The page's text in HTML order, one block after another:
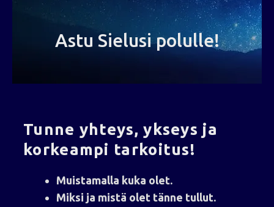
Astu Sielusi polulle!
Tunne yhteys, ykseys ja
korkeampi tarkoitus!
Muistamalla kuka olet.
Miksi ja mistä olet tänne tullut.